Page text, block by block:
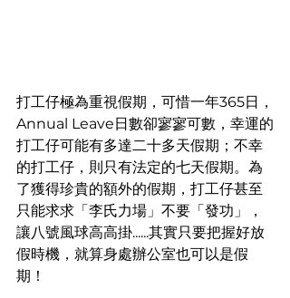
打工仔極為重視假期，可惜一年365日，
Annual Leave日數卻寥寥可數，幸運的
打工仔可能有多達二十多天假期；不幸
的打工仔，則只有法定的七天假期。為
了獲得珍貴的額外的假期，打工仔甚至
只能求求「李氏力場」不要「發功」，
讓八號風球高高掛......其實只要把握好放
假時機，就算身處辦公室也可以是假
期！